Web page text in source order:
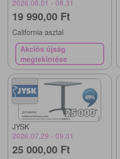
2026.08.01 - 08.31
19 990,00 Ft
California asztal
Akciós újság
megtekintése
JYSK
2026.07.29 - 09.01
25 000,00 Ft